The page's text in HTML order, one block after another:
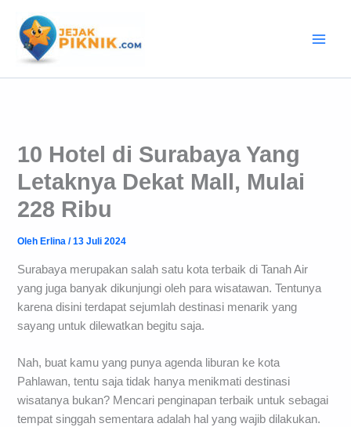
konten
10 Hotel di Surabaya Yang
Letaknya Dekat Mall, Mulai
228 Ribu
Oleh Erlina/13 Juli 2024
Surabaya merupakan salah satu kota terbaik di Tanah Air
yang juga banyak dikunjungi oleh para wisatawan. Tentunya
karena disini terdapat sejumlah destinasi menarik yang
sayang untuk dilewatkan begitu saja.
Nah, buat kamu yang punya agenda liburan ke kota
Pahlawan, tentu saja tidak hanya menikmati destinasi
wisatanya bukan? Mencari penginapan terbaik untuk sebagai
tempat singgah sementara adalah hal yang wajib dilakukan.